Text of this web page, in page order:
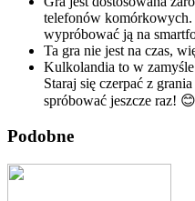
telefonów komórkowych.
wypróbować ją na
Ta gra nie jest na czas,
Kulkolandia to w
Staraj się czerpać z
spróbować jeszcze raz! 😊
Podobne